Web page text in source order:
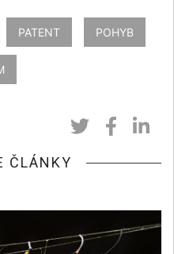
PATENT POHYB
ČLÁNKY